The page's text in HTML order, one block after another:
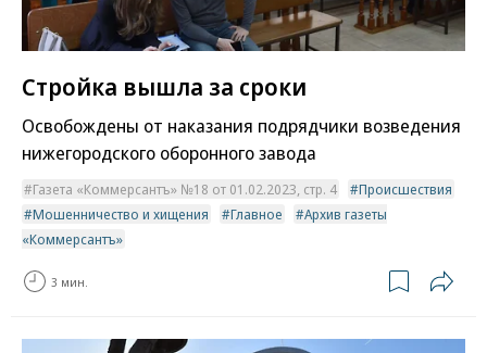
Стройка вышла за сроки
Освобождены от наказания подрядчики возведения
нижегородского оборонного завода
Газета «Коммерсантъ» №18 от 01.02.2023, стр. 4
Происшествия
Мошенничество и хищения
Главное
Архив газеты
«Коммерсантъ»
3 мин.